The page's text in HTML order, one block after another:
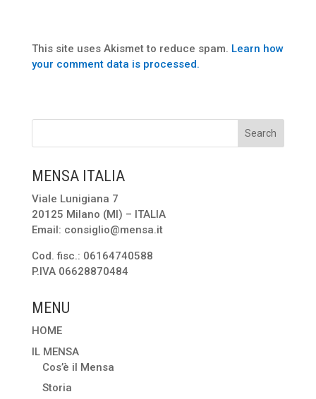
This site uses Akismet to reduce spam. Learn how
your comment data is processed.
MENSA ITALIA
Viale Lunigiana 7
20125 Milano (MI) – ITALIA
Email: consiglio@mensa.it
Cod. fisc.: 06164740588
P.IVA 06628870484
MENU
HOME
IL MENSA
Cos’è il Mensa
Storia